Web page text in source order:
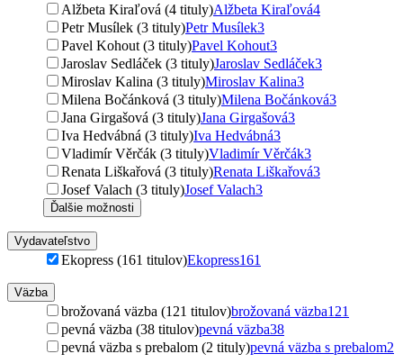
Alžbeta Kiraľová (4 tituly)Alžbeta Kiraľová4
Petr Musílek (3 tituly)Petr Musílek3
Pavel Kohout (3 tituly)Pavel Kohout3
Jaroslav Sedláček (3 tituly)Jaroslav Sedláček3
Miroslav Kalina (3 tituly)Miroslav Kalina3
Milena Bočánková (3 tituly)Milena Bočánková3
Jana Girgašová (3 tituly)Jana Girgašová3
Iva Hedvábná (3 tituly)Iva Hedvábná3
Vladimír Věrčák (3 tituly)Vladimír Věrčák3
Renata Liškařová (3 tituly)Renata Liškařová3
Josef Valach (3 tituly)Josef Valach3
Ďalšie možnosti
Vydavateľstvo
Ekopress (161 titulov)Ekopress161
Väzba
brožovaná väzba (121 titulov)brožovaná väzba121
pevná väzba (38 titulov)pevná väzba38
pevná väzba s prebalom (2 tituly)pevná väzba s prebalom2